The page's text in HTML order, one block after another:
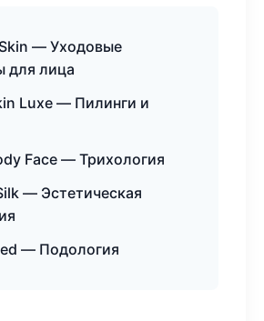
— Уходовые
для лица
Luxe — Пилинги и
Face — Трихология
— Эстетическая
— Подология